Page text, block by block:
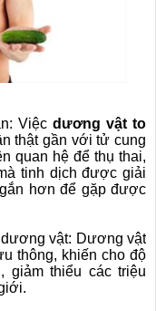
Việc dương vật to
thật gần với tử cung
quan hệ để thụ thai,
tinh dịch được giải
hơn để gặp được
vật: Dương vật
thông, khiến cho độ
thiểu các triệu
❆